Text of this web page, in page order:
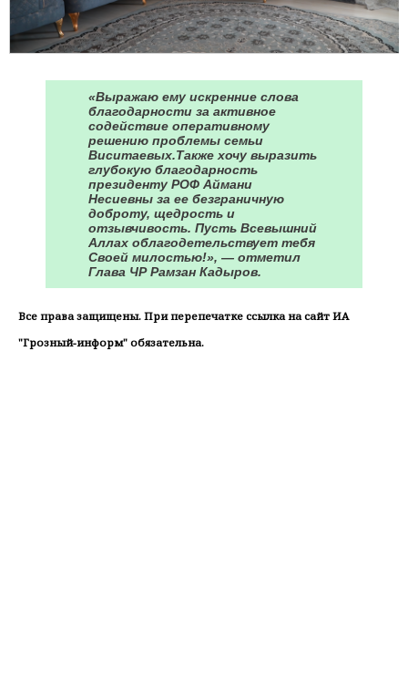
«Выражаю ему искренние слова
благодарности за активное
содействие оперативному
решению проблемы семьи
Виситаевых.Также хочу выразить
глубокую благодарность
президенту РОФ Аймани
Несиевны за ее безграничную
доброту, щедрость и
отзывчивость. Пусть Всевышний
Аллах облагодетельствует тебя
Своей милостью!», — отметил
Глава ЧР Рамзан Кадыров.
Все права защищены. При перепечатке ссылка на сайт ИА
"Грозный-информ" обязательна.